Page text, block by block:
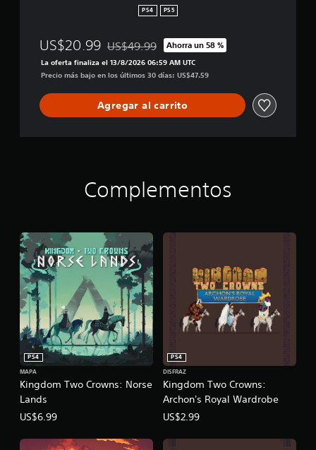
PS4 PS5
US$20.99 Rebajado del precio original de US$49.99
US$49.99 Ahorra un 58 %
La oferta finaliza el 13/8/2026 06:59 AM UTC
Precio más bajo en los últimos 30 días: US$47.59
Agregar al carrito
Complementos
Kingdom Two Crowns: Norse
Lands
PS4
MAPA
US$6.99
Kingdom Two Crowns:
Archon's Royal Wardrobe
PS4
DISFRAZ
US$2.99